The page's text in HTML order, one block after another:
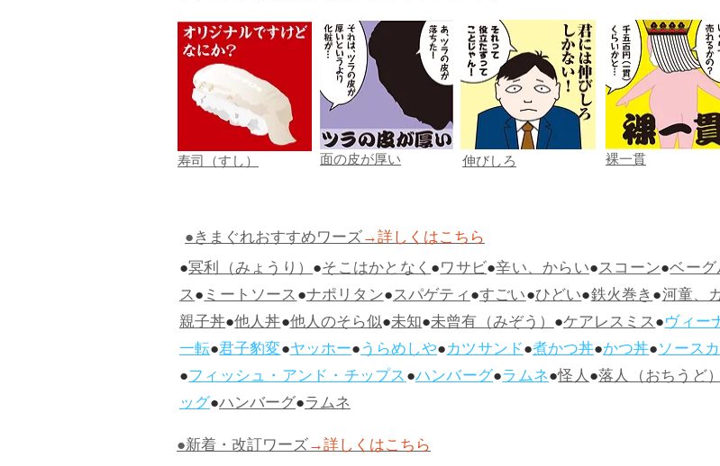
寿司（すし） 面の皮が厚い 伸びしろ 裸一貫
●きまぐれおすすめワーズ→詳しくはこちら
●冥利（みょうり）●そこはかとなく●ワサビ●辛い、からい●スコーン●ベー
ス●ミートソース●ナポリタン●スパゲティ●すごい●ひどい●鉄火巻き●河童、
親子丼●他人丼●他人のそら似●未知●未曾有（みぞう）●ケアレスミス●ヴィー
一転●君子豹変●ヤッホー●うらめしや●カツサンド●煮かつ丼●かつ丼●ソース
●フィッシュ・アンド・チップス●ハンバーグ●ラムネ●怪人●落人（おちうど
ッグ●ハンバーグ●ラムネ
●新着・改訂ワーズ→詳しくはこちら